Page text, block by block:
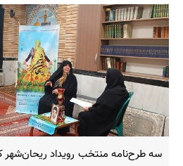
سه طرح‌نامه منتخب رویداد